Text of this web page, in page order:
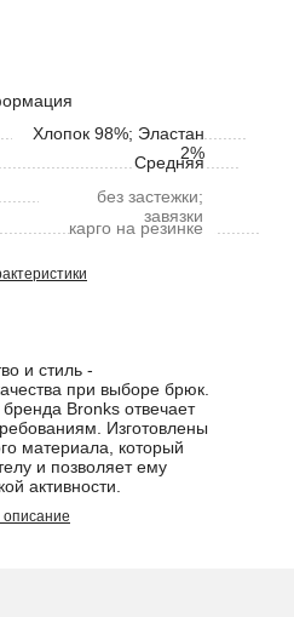
и стиль -
при выборе брюк.
Bronks отвечает
Изготовлены
материала, который
и позволяет ему
активности.
карго на резинке
без застежки;
завязки
Средняя
Хлопок 98%; Эластан
2%